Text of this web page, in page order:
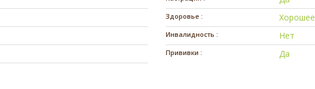
Здоровье : Хорошее
Инвалидность : Нет
Прививки : Да